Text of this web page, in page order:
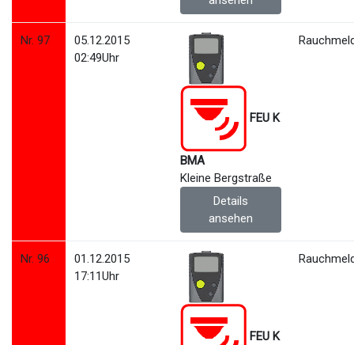
Nr. 97
05.12.2015
02:49Uhr
FEU K
BMA
Kleine Bergstraße
Details
ansehen
Nr. 96
01.12.2015
17:11Uhr
FEU K